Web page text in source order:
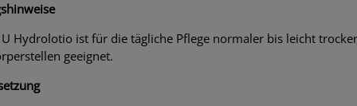
U Hydrolotio ist für die tägliche Pflege normaler bis leicht
geeignet.